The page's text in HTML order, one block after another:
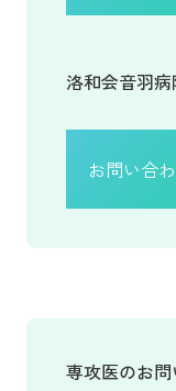
洛和会音羽
お問い合
専攻医のお